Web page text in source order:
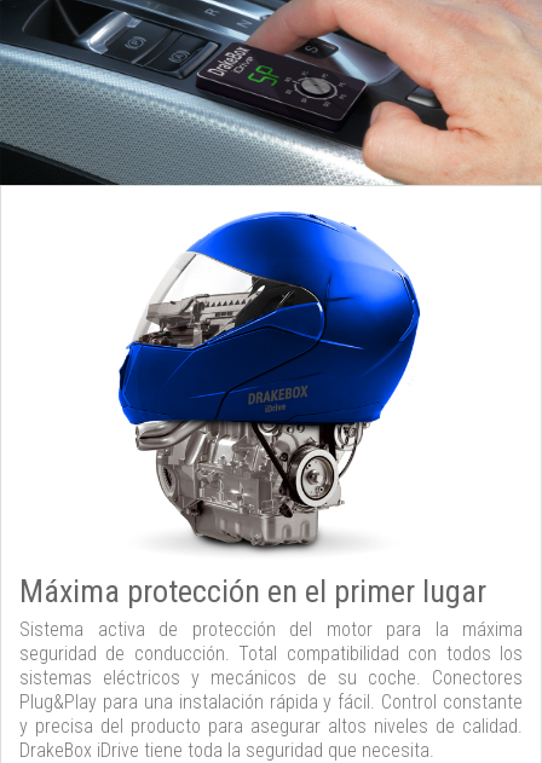
Máxima protección en el primer lugar
Sistema activa de protección del motor para la máxima
seguridad de conducción. Total compatibilidad con todos los
sistemas eléctricos y mecánicos de su coche. Conectores
Plug&Play para una instalación rápida y fácil. Control constante
y precisa del producto para asegurar altos niveles de calidad.
DrakeBox iDrive tiene toda la seguridad que necesita.